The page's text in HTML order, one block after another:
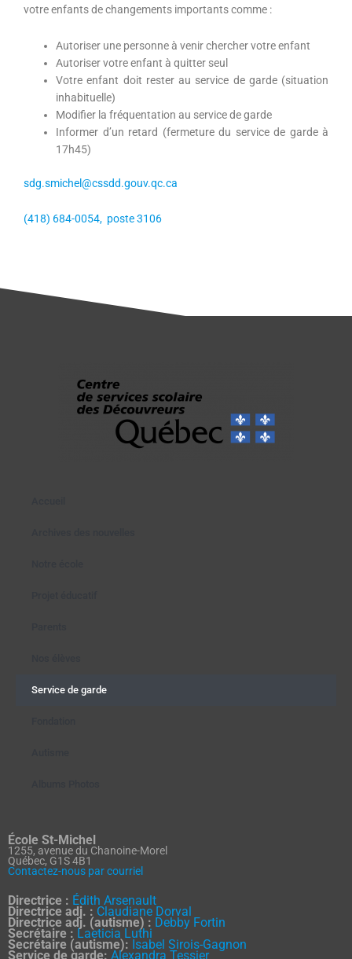
votre enfants de changements importants comme :
Autoriser une personne à venir chercher votre enfant
Autoriser votre enfant à quitter seul
Votre enfant doit rester au service de garde (situation
inhabituelle)
Modifier la fréquentation au service de garde
Informer d’un retard (fermeture du service de garde à
17h45)
sdg.smichel@cssdd.gouv.qc.ca
(418) 684-0054, poste 3106
Service de garde
École St-Michel
1255, avenue du Chanoine-Morel
Québec, G1S 4B1
Contactez-nous par courriel
Directrice : Édith Arsenault
Directrice adj. : Claudiane Dorval
Directrice adj. (autisme) : Debby Fortin
Secrétaire : Laeticia Luthi
Secrétaire (autisme): Isabel Sirois-Gagnon
Service de garde: Alexandra Tessier